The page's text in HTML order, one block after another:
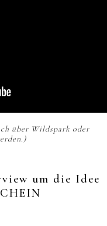
über Wildspark oder
um die Idee